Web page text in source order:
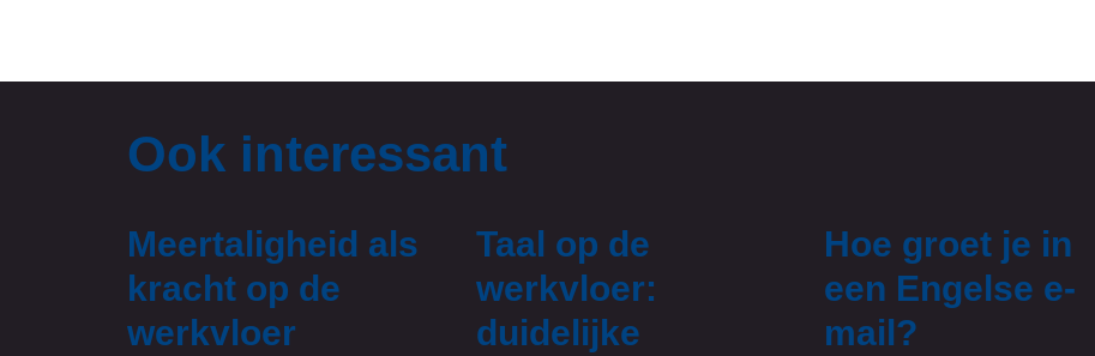
Ook interessant
Meertaligheid als
kracht op de
werkvloer
Taal op de
werkvloer:
duidelijke
Hoe groet je in
een Engelse e-
mail?